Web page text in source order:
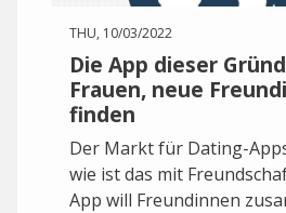
THU, 10/03/2022
Die App dieser
Frauen, neue
finden
Der Markt für Dating-
wie ist das mit
App will Freundinnen